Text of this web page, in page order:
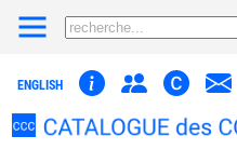
ENGLISH